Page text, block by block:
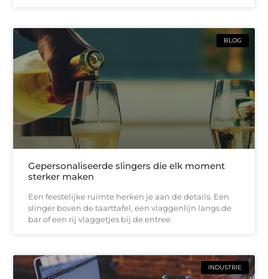
BLOG
Gepersonaliseerde slingers die elk moment
sterker maken
Een feestelijke ruimte herken je aan de details. Een
slinger boven de taarttafel, een vlaggenlijn langs de
bar of een rij vlaggetjes bij de entree
INDUSTRIE